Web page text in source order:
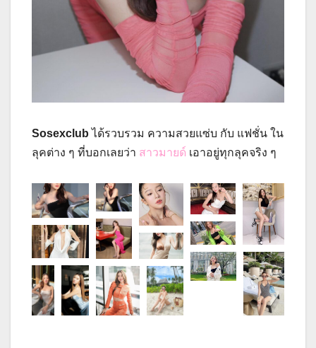
Sosexclub ได้รวบรวม ความสวยแซ่บ กับ แฟชั่น ใน
ลุคต่าง ๆ ที่บอกเลยว่า สาวมายด์ เอาอยู่ทุกลุคจริง ๆ